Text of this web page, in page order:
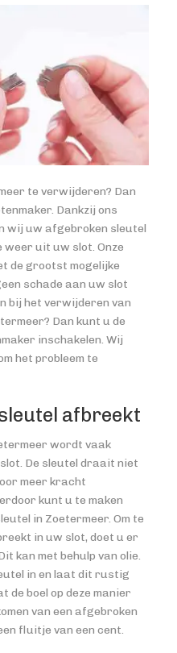
te verwijderen? Dan
Dankzij ons
wij uw afgebroken sleutel
weer uit uw slot. Onze
de grootst mogelijke
schade aan uw slot
bij het verwijderen van
Dan kunt u de
inschakelen. Wij
het probleem te
afbreekt
wordt vaak
De sleutel draait niet
meer kracht
kunt u te maken
in Zoetermeer. Om te
in uw slot, doet u er
kan met behulp van olie.
in en laat dit rustig
de boel op deze manier
van een afgebroken
fluitje van een cent.